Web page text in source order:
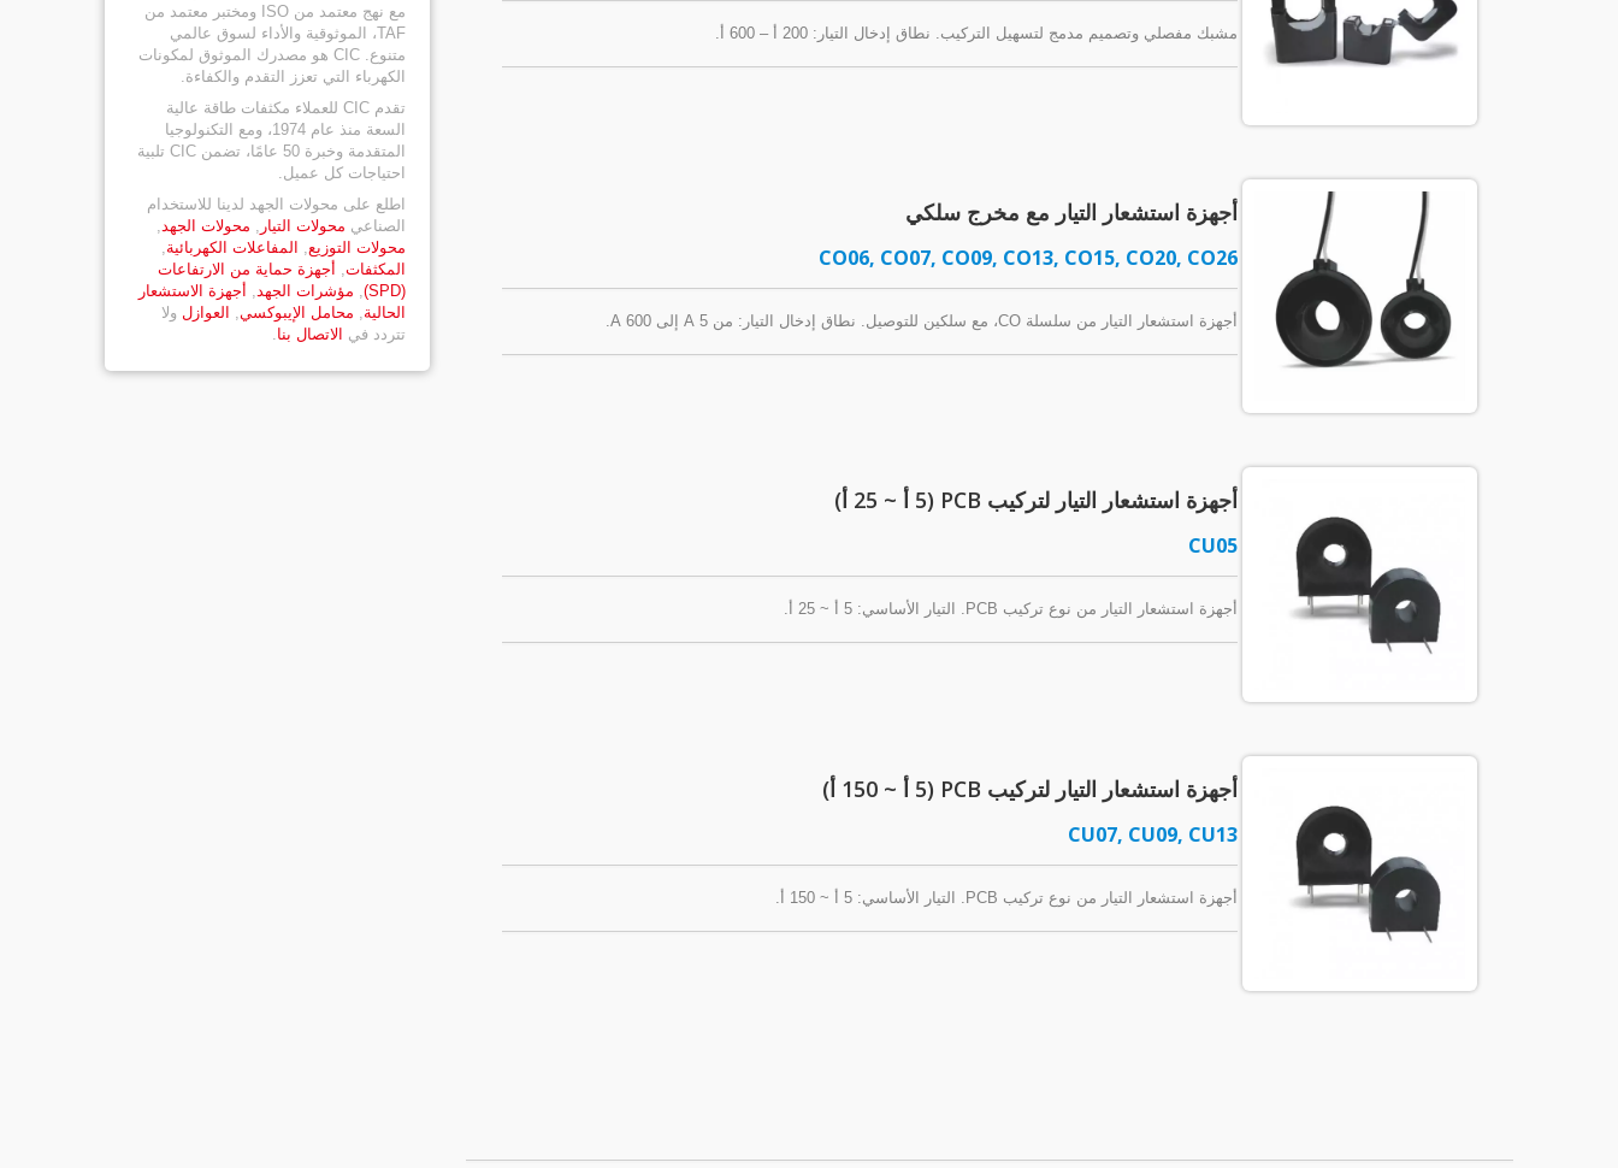
مع نهج معتمد من ISO ومختبر معتمد من
TAF، الموثوقية والأداء لسوق عالمي
متنوع. CIC هو مصدرك الموثوق لمكونات
الكهرباء التي تعزز التقدم والكفاءة.
تقدم CIC للعملاء مكثفات طاقة عالية
السعة منذ عام 1974، ومع التكنولوجيا
المتقدمة وخبرة 50 عامًا، تضمن CIC تلبية
احتياجات كل عميل.
اطلع على محولات الجهد لدينا للاستخدام
الصناعي محولات التيار , محولات الجهد,
محولات التوزيع, المفاعلات الكهربائية,
المكثفات, أجهزة حماية من الارتفاعات
(SPD)
, مؤشرات الجهد, أجهزة الاستشعار
الحالية, محامل الإيبوكسي, العوازل ولا
تتردد في الاتصال بنا.
مشبك مفصلي وتصميم مدمج لتسهيل التركيب. نطاق إدخال التيار: 200 أ – 600 أ.
أجهزة استشعار التيار مع مخرج سلكي
CO06, CO07, CO09, CO13, CO15, CO20, CO26
أجهزة استشعار التيار من سلسلة CO، مع سلكين للتوصيل. نطاق إدخال التيار: من 5 A إلى 600 A.
أجهزة استشعار التيار لتركيب PCB (5 أ ~ 25 أ)
CU05
أجهزة استشعار التيار من نوع تركيب PCB. التيار الأساسي: 5 أ ~ 25 أ.
أجهزة استشعار التيار لتركيب PCB (5 أ ~ 150 أ)
CU07, CU09, CU13
أجهزة استشعار التيار من نوع تركيب PCB. التيار الأساسي: 5 أ ~ 150 أ.